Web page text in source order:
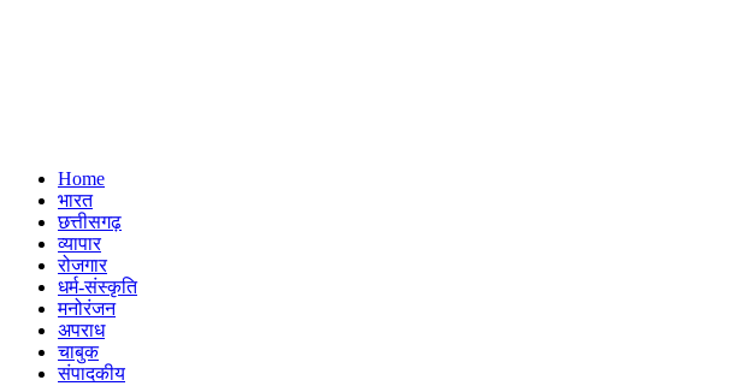
Home
भारत
छत्तीसगढ़
व्यापार
रोजगार
धर्म-संस्कृति
मनोरंजन
अपराध
चाबुक
संपादकीय